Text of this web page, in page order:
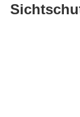
Sichtschutz aus